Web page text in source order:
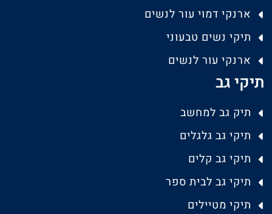
ארנקי דמוי עור לנשים
תיקי נשים טבעוני
ארנקי עור לנשים
תיקי גב
תיק גב למחשב
תיקי גב גלגלים
תיקי גב קלים
תיקי גב לבית ספר
תיקי מטיילים